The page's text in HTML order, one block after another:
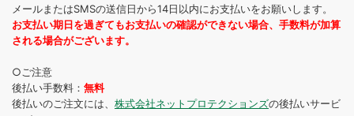
メールまたはSMSの送信日から14日以内にお支払いをお願いします。
お支払い期日を過ぎてもお支払いの確認ができない場合、手数料が加算
される場合がございます。
○ご注意
後払い手数料： 無料
後払いのご注文には、 株式会社ネットプロテクションズの後払いサービ